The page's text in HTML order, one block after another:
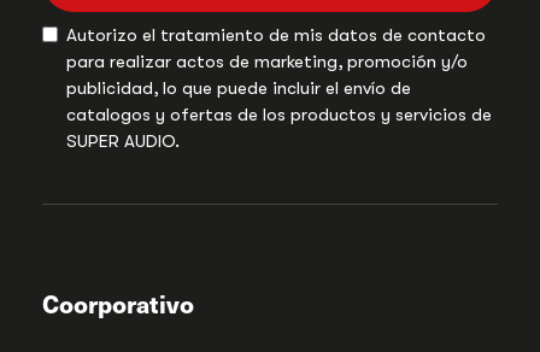
Autorizo el tratamiento de mis datos de contacto
para realizar actos de marketing, promoción y/o
publicidad, lo que puede incluir el envío de
catalogos y ofertas de los productos y servicios de
SUPER AUDIO.
Coorporativo